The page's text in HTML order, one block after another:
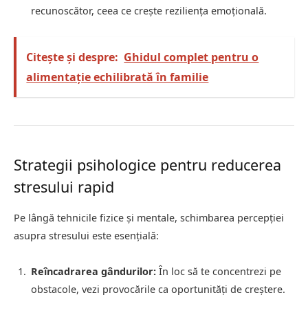
recunoscător, ceea ce crește reziliența emoțională.
Citește și despre: Ghidul complet pentru o
alimentație echilibrată în familie
Strategii psihologice pentru reducerea
stresului rapid
Pe lângă tehnicile fizice și mentale, schimbarea percepției
asupra stresului este esențială:
Reîncadrarea gândurilor: În loc să te concentrezi pe
obstacole, vezi provocările ca oportunități de creștere.